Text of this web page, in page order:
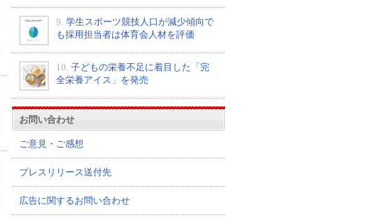
9. 学生スポーツ競技人口が減少傾向で
も採用担当者は体育会人材を評価
10. 子どもの栄養不足に着目した「完
全栄養アイス」を発売
お問い合わせ
ご意見・ご感想
プレスリリース送付先
広告に関するお問い合わせ